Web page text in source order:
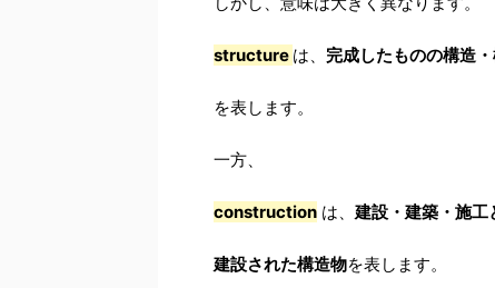
structure は、 完成したものの構造
を表します。
一方、
construction は、 建設・建築・施工
建設された構造物を表します。